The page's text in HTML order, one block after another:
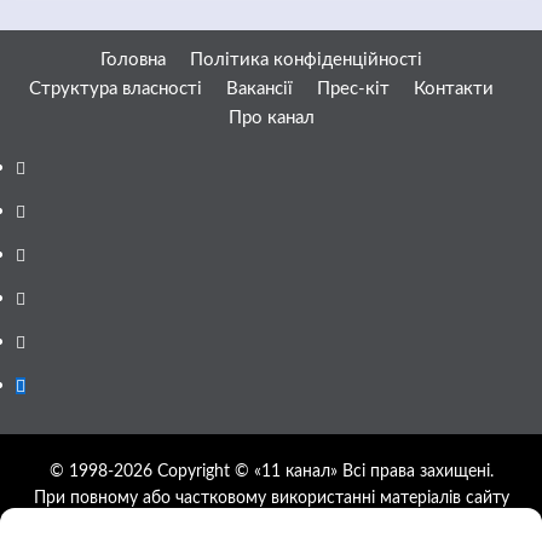
Головна
Політика конфіденційності
Структура власності
Вакансії Прес-кіт
Контакти
Про канал
Facebook
YouTube
Telegram
Instagram
Twitter
Google
© 1998-2026 Copyright © «11 канал» Всі права захищені.
При повному або частковому використанні матеріалів сайту